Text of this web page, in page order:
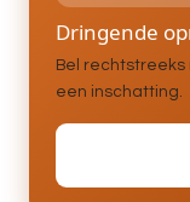
Dringende
Bel
een inschatting.